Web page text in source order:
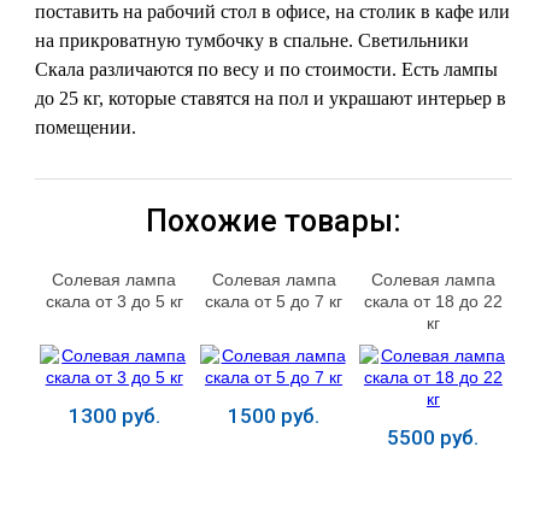
поставить на рабочий стол в офисе, на столик в кафе или
на прикроватную тумбочку в спальне. Светильники
Скала различаются по весу и по стоимости. Есть лампы
до 25 кг, которые ставятся на пол и украшают интерьер в
помещении.
Похожие товары:
Солевая лампа
скала от 3 до 5 кг
1300 руб.
Солевая лампа
скала от 5 до 7 кг
1500 руб.
Солевая лампа
скала от 18 до 22
кг
5500 руб.